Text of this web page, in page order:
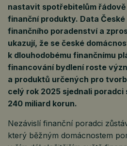
nastavit spotřebitelům
finanční produkty. Data
finančního poradenství a
ukazují, že se české
k dlouhodobému finančnímu
financování bydlení roste
a produktů určených pro
celý rok 2025 sjednali poradci
240 miliard korun.
Nezávislí finanční poradci
který běžným domácnostem